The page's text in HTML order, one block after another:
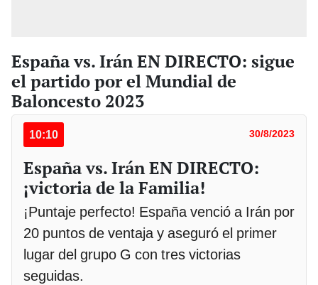
España vs. Irán EN DIRECTO: sigue
el partido por el Mundial de
Baloncesto 2023
10:10 30/8/2023
España vs. Irán EN DIRECTO:
¡victoria de la Familia!
¡Puntaje perfecto! España venció a Irán por
20 puntos de ventaja y aseguró el primer
lugar del grupo G con tres victorias
seguidas.